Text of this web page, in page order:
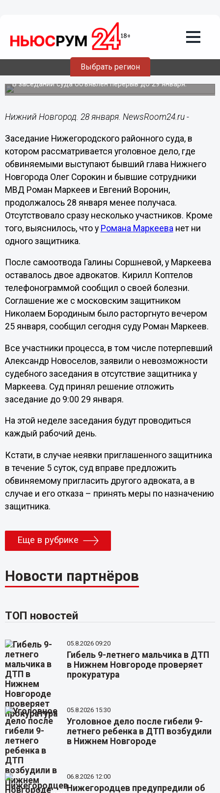
Выбрать регион
28.01.201912:58
Суд по делу Сорокина отложен из-за
отсутствия нескольких участников
В заседании суда объявлен перерыв до 29 января.
Нижний Новгород. 28 января. NewsRoom24.ru -
Заседание Нижегородского районного суда, в
котором рассматривается уголовное дело, где
обвиняемыми выступают бывший глава Нижнего
Новгорода Олег Сорокин и бывшие сотрудники
МВД Роман Маркеев и Евгений Воронин,
продолжалось 28 января менее получаса.
Отсутствовало сразу несколько участников. Кроме
того, выяснилось, что у Романа Маркеева нет ни
одного защитника.
После самоотвода Галины Соршневой, у Маркеева
оставалось двое адвокатов. Кирилл Коптелов
телефонограммой сообщил о своей болезни.
Соглашение же с московским защитником
Николаем Бородиным было расторгнуто вечером
25 января, сообщил сегодня суду Роман Маркеев.
Все участники процесса, в том числе потерпевший
Александр Новоселов, заявили о невозможности
судебного заседания в отсутствие защитника у
Маркеева. Суд принял решение отложить
заседание до 9:00 29 января.
На этой неделе заседания будут проводиться
каждый рабочий день.
Кстати, в случае неявки приглашенного защитника
в течение 5 суток, суд вправе предложить
обвиняемому пригласить другого адвоката, а в
случае и его отказа – принять меры по назначению
защитника.
Еще в рубрике
Новости партнёров
ТОП новостей
05.8.2026 09:20
Гибель 9-летнего мальчика в ДТП
в Нижнем Новгороде проверяет
прокуратура
05.8.2026 15:30
Уголовное дело после гибели 9-
летнего ребенка в ДТП возбудили
в Нижнем Новгороде
06.8.2026 12:00
Нижегородцев предупредили об